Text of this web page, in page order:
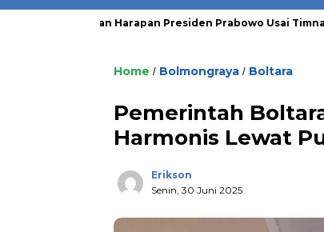
Do’a Dan Harapan Presiden Prabowo Usai Timnas
Home / Bolmongraya / Boltara
Pemerintah
Harmonis Lewat
Erikson
Senin, 30 Juni 2025